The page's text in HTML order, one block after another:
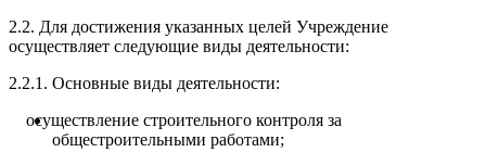
2.2. Для достижения указанных целей Учреждение
осуществляет следующие виды деятельности:
2.2.1. Основные виды деятельности:
осуществление строительного контроля за
общестроительными работами;